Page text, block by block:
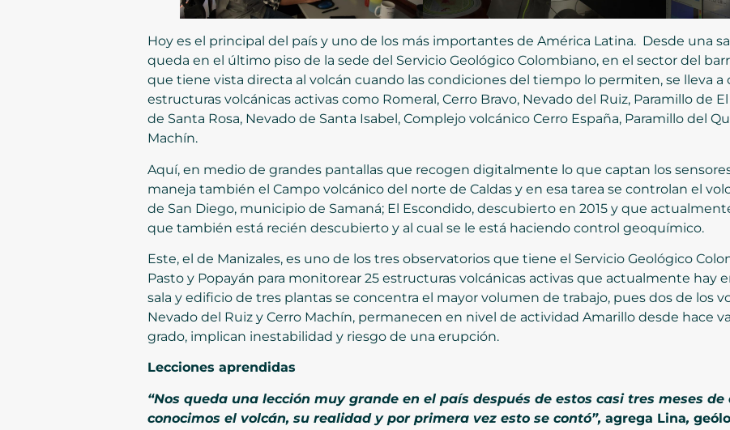
Hoy es el principal del país y uno de los más importantes de América Latina. Desde una
queda en el último piso de la sede del Servicio Geológico Colombiano, en el sector del
que tiene vista directa al volcán cuando las condiciones del tiempo lo permiten, se lleva a
estructuras volcánicas activas como Romeral, Cerro Bravo, Nevado del Ruiz, Paramillo de
de Santa Rosa, Nevado de Santa Isabel, Complejo volcánico Cerro España, Paramillo del
Machín.
Aquí, en medio de grandes pantallas que recogen digitalmente lo que captan los
maneja también el Campo volcánico del norte de Caldas y en esa tarea se controlan el
de San Diego, municipio de Samaná; El Escondido, descubierto en 2015 y que
que también está recién descubierto y al cual se le está haciendo control geoquímico.
Este, el de Manizales, es uno de los tres observatorios que tiene el Servicio Geológico
Pasto y Popayán para monitorear 25 estructuras volcánicas activas que actualmente hay
sala y edificio de tres plantas se concentra el mayor volumen de trabajo, pues dos de los
Nevado del Ruiz y Cerro Machín, permanecen en nivel de actividad Amarillo desde hace
grado, implican inestabilidad y riesgo de una erupción.
Lecciones aprendidas
“Nos queda una lección muy grande en el país después de estos casi tres meses
conocimos el volcán, su realidad y por primera vez esto se contó”, agrega Lina,